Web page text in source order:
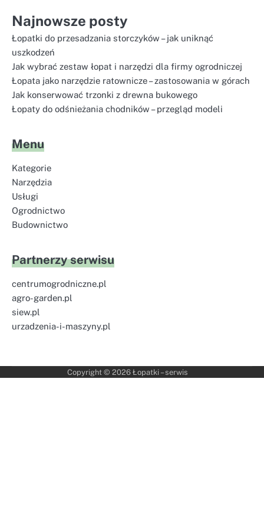
Najnowsze posty
Łopatki do przesadzania storczyków – jak uniknąć
uszkodzeń
Jak wybrać zestaw łopat i narzędzi dla firmy ogrodniczej
Łopata jako narzędzie ratownicze – zastosowania w górach
Jak konserwować trzonki z drewna bukowego
Łopaty do odśnieżania chodników – przegląd modeli
Menu
Kategorie
Narzędzia
Usługi
Ogrodnictwo
Budownictwo
Partnerzy serwisu
centrumogrodniczne.pl
agro-garden.pl
siew.pl
urzadzenia-i-maszyny.pl
Copyright © 2026 Łopatki – serwis